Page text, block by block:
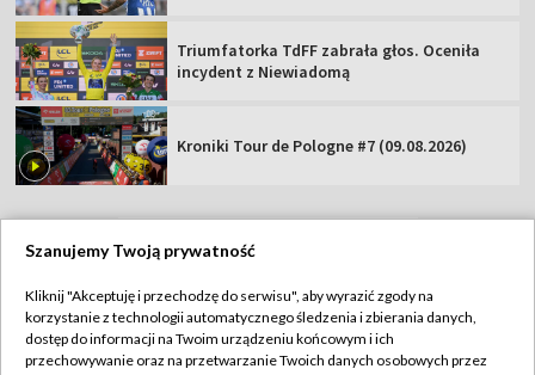
Triumfatorka TdFF zabrała głos. Oceniła
incydent z Niewiadomą
Kroniki Tour de Pologne #7 (09.08.2026)
Abonament TVP
Sklep TVP
Regulamin TVP
Polityka prywatności
Szanujemy Twoją prywatność
Kliknij "Akceptuję i przechodzę do serwisu", aby wyrazić zgody na
korzystanie z technologii automatycznego śledzenia i zbierania danych,
dostęp do informacji na Twoim urządzeniu końcowym i ich
przechowywanie oraz na przetwarzanie Twoich danych osobowych przez